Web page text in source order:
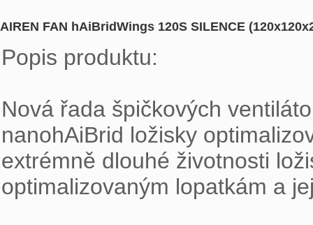
AIREN FAN hAiBridWings 120S SILENCE
Popis produktu:
Nová řada špičkových
nanohAiBrid ložisky
extrémně dlouhé životnosti
optimalizovaným lopatkám a